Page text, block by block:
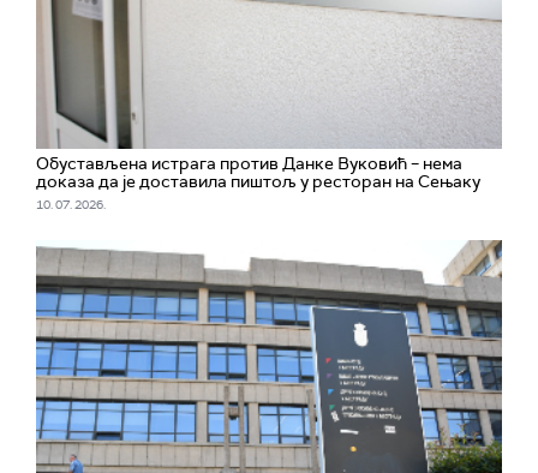
Обустављена истрага против Данке Вуковић – нема
доказа да је доставила пиштољ у ресторан на Сењаку
10. 07. 2026.